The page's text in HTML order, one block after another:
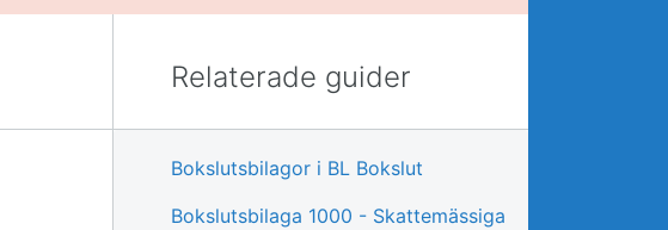
Relaterade guider
Bokslutsbilagor i BL Bokslut
Bokslutsbilaga 1000 - Skattemässiga